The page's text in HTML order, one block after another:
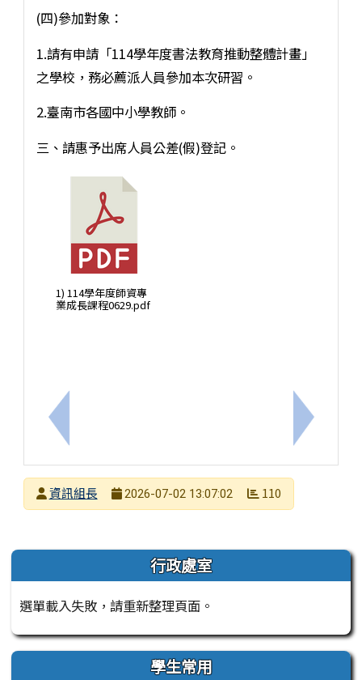
上一筆：「115年度AI素養爭霸賽」全國種子教師課
(四)參加對象：
1.請有申請「114學年度書法教育推動整體計畫」
之學校，務必薦派人員參加本次研習。
2.臺南市各國中小學教師。
三、請惠予出席人員公差(假)登記。
1) 114學年度師資專
業成長課程0629.pdf
下一筆：
發布者
資訊組長
2026-07-02 13:07:02 110
左邊區域內容 行政處室
選單載入失敗，請重新整理頁面。
學生常用